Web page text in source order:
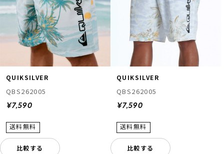
QUIKSILVER
QBS262005
¥7,590
比較する
QUIKSILVER
QBS262005
¥7,590
比較する